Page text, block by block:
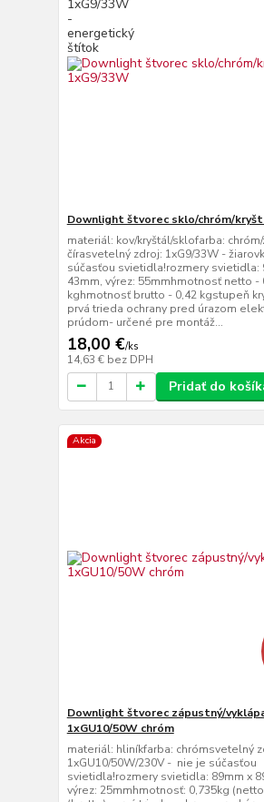
Downlight štvorec sklo/chróm/
materiál: kov/kryštál/sklofarba:
čírasvetelný zdroj: 1xG9/33W -
súčasťou svietidla!rozmery svietidla:
43mm, výrez: 55mmhmotnosť netto -
kghmotnosť brutto - 0,42 kgstupeň
prvá trieda ochrany pred úrazom
prúdom- určené pre montáž...
18,00 €/ks
14,63 € bez DPH
Pridať do
Akcia
Downlight štvorec zápustný/
1xGU10/50W chróm
materiál: hliníkfarba: chrómsvetelný
1xGU10/50W/230V - nie je súčasťou
svietidla!rozmery svietidla: 89mm x
výrez: 25mmhmotnosť: 0,735kg